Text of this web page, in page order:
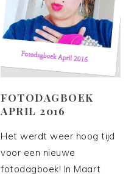
FOTODAGBOEK
APRIL 2016
Het werdt weer hoog tijd
voor een nieuwe
fotodagboek! In Maart